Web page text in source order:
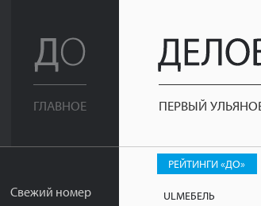
ГЛАВНОЕ
Свежий номер
ПЕРВЫЙ
РЕЙТИНГИ «ДО»
ULМЕБЕЛЬ